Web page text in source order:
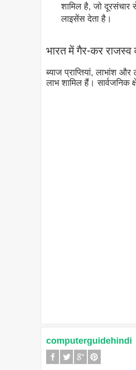
शामिल है, जो दूरसंचार
लाइसेंस देता है।
भारत में गैर-कर राजस्व
ब्याज प्राप्तियां, लाभांश
लाभ शामिल हैं। सार्वजनिक
computerguidehindi